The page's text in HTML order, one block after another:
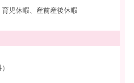
児休暇、産前産後休暇